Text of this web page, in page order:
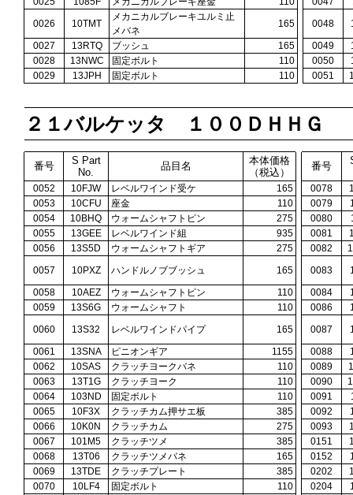
0026
10TMT
メカニカルブレーキユルミ止
メバネ
165 0048
0027
13RTQ ブッシュ 165 0049
0028
13NWC 固定ボルト 110 0050
0029
13JPH 固定ボルト 110 0051
２１バルケッタ １００ＤＨＨＧ
番号
S Part
No.
品目名
本体価格
（税込）
番号
0052 10FJW レベルワインド受ケ 165 0078
0053
10CFU 座金 110 0079
0054
10BHQ ウォームシャフトピン 275 0080
0055
13GEE レベルワインド組 935 0081
0056
13S5D ウォームシャフトギア 275 0082
0057
10PXZ ハンドルノブブッシュ 165 0083
0058
10AEZ ウォームシャフトピン 110 0084
0059
13S6G ウォームシャフト 110 0086
0060
13S32 レベルワインドパイプ 165 0087
0061
13SNA ピニオンギア 1155 0088
0062
10SAS クラッチヨークバネ 110 0089
0063
13T1G クラッチヨーク 110 0090
0064
103ND 固定ボルト 110 0091
0065
10F3X クラッチカム押サエ板 385 0092
0066
10K0N クラッチカム 275 0093
0067
101M5 クラッチツメ 385 0151
0068
13T06 クラッチツメバネ 165 0152
0069
13TDE クラッチプレート 385 0202
0070
10LF4 固定ボルト 110 0204